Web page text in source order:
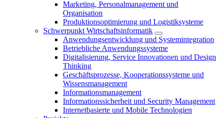
Marketing, Personalmanagement und
Organisation
Produktionsoptimierung und Logistiksysteme
Schwerpunkt Wirtschaftsinformatik
Anwendungsentwicklung und Systemintegration
Betriebliche Anwendungssysteme
Digitalisierung, Service Innovationen und Design
Thinking
Geschäftsprozesse, Kooperationssysteme und
Wissensmanagement
Informationsmanagement
Informationssicherheit und Security Management
Internetbasierte und Mobile Technologien